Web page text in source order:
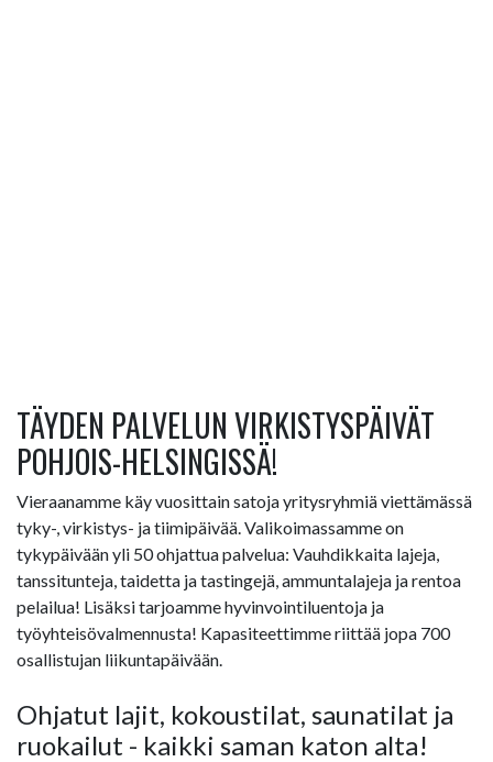
TÄYDEN PALVELUN VIRKISTYSPÄIVÄT
POHJOIS-HELSINGISSÄ!
Vieraanamme käy vuosittain satoja yritysryhmiä viettämässä
tyky-, virkistys- ja tiimipäivää. Valikoimassamme on
tykypäivään yli 50 ohjattua palvelua: Vauhdikkaita lajeja,
tanssitunteja, taidetta ja tastingejä, ammuntalajeja ja rentoa
pelailua! Lisäksi tarjoamme hyvinvointiluentoja ja
työyhteisövalmennusta! Kapasiteettimme riittää jopa 700
osallistujan liikuntapäivään.
Ohjatut lajit, kokoustilat, saunatilat ja
ruokailut - kaikki saman katon alta!